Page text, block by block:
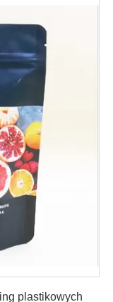
plastikowych